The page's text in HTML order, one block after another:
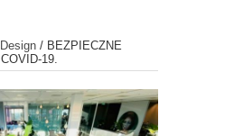
/ BEZPIECZNE
19.